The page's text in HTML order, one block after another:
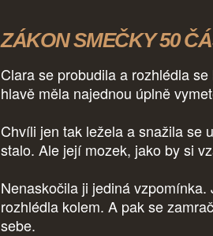
ZÁKON SMEČKY 50
Clara se probudila a rozhlédla
hlavě měla najednou úplně
Chvíli jen tak ležela a snažila se
stalo. Ale její mozek, jako by si
Nenaskočila ji jediná
rozhlédla kolem. A pak se
sebe.